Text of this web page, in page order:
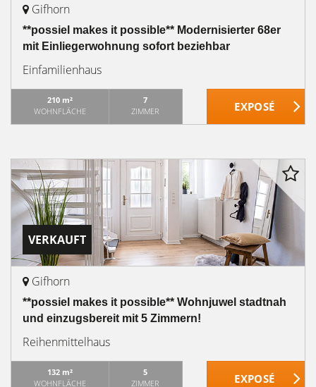
Gifhorn
**possiel makes it possible** Modernisierter 68er
mit Einliegerwohnung sofort beziehbar
Einfamilienhaus
210 m²
WOHNFLÄCHE
7
ZIMMER
VERKAUFT
Gifhorn
**possiel makes it possible** Wohnjuwel stadtnah
und einzugsbereit mit 5 Zimmern!
Reihenmittelhaus
132 m²
WOHNFLÄCHE
5
ZIMMER